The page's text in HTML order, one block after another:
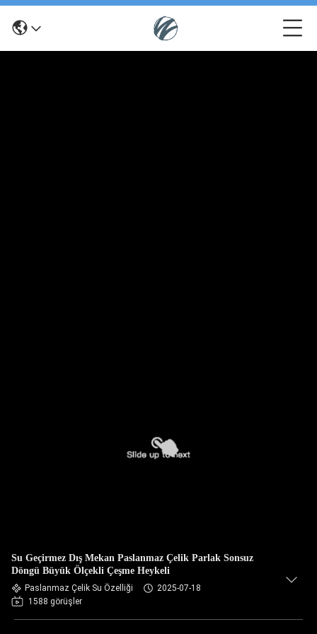
Su Geçirmez Dış Mekan Paslanmaz Çelik Parlak Sonsuz
Döngü Büyük Ölçekli Çeşme Heykeli
Paslanmaz Çelik Su Özelliği
2025-07-18
1588 görüşler